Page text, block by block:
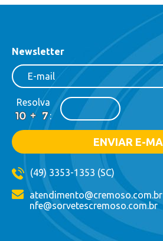
Newsletter
Resolva
:
(49) 3353-1353 (SC)
atendimento@cremoso.com.br
nfe@sorvetescremoso.com.br